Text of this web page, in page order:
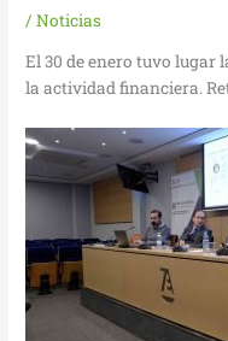
/Noticias
El 30 de enero tuvo lugar
la actividad financiera.